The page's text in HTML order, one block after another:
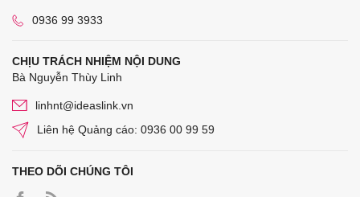
0936 99 3933
CHỊU TRÁCH NHIỆM NỘI DUNG
Bà Nguyễn Thùy Linh
linhnt@ideaslink.vn
Liên hệ Quảng cáo: 0936 00 99 59
THEO DÕI CHÚNG TÔI